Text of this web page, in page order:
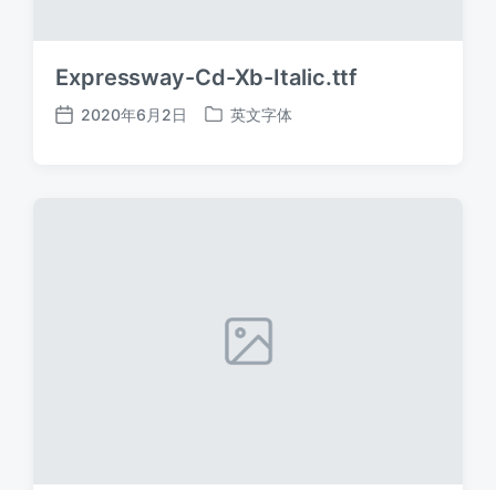
Expressway-Cd-Xb-Italic.ttf
发
2020年6月2日
发
英文字体